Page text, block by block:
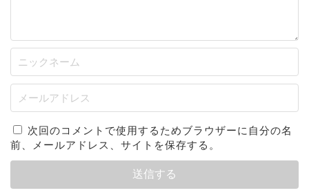
次回のコメントで使用するためブラウザーに自分の名
前、メールアドレス、サイトを保存する。